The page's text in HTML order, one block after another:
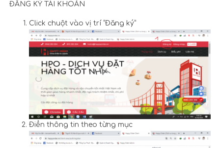
ĐĂNG KÝ TÀI KHOẢN
Click chuột vào vị trí “Đăng ký”
Điền thông tin theo từng mục